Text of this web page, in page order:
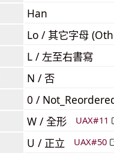
Han
Lo / 其它字母
L / 左至右書寫
N / 否
0 /
W / 全形 UAX#11
U / 正立 UAX#50